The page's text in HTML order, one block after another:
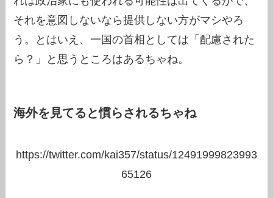
それを意図しないなら提供しない方がマシやろ
う。とはいえ、一国の首相としては「配慮された
ら？」と思うところはあるちゃね。
海外を見てると慣らされるちゃね
https://twitter.com/kai357/status/12491999823993
65126